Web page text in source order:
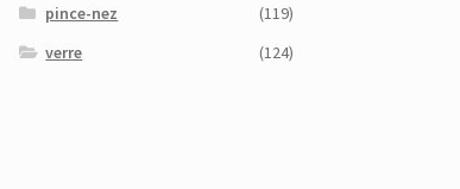
pince-nez
(119)
verre
(124)